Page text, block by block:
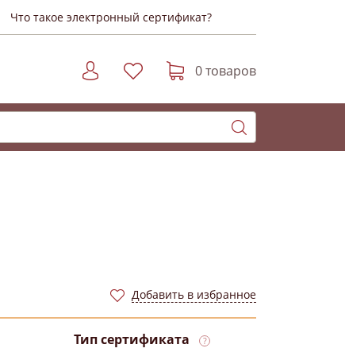
Что такое электронный сертификат?
0 товаров
Добавить в избранное
Тип сертификата